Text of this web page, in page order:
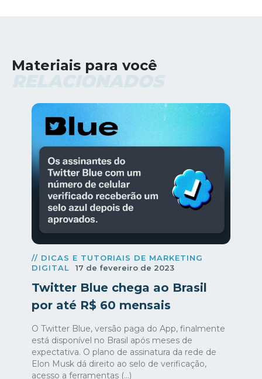
Materiais para você
// DICAS E TUTORIAIS DE MARKETING
DIGITAL
17 de fevereiro de 2023
Twitter Blue chega ao Brasil
por até R$ 60 mensais
O Twitter Blue, versão paga do App, finalmente
está disponível no Brasil após meses de
expectativa. O plano de assinatura da rede de
Elon Musk dá direito ao selo de verificação,
acesso a ferramentas (...)